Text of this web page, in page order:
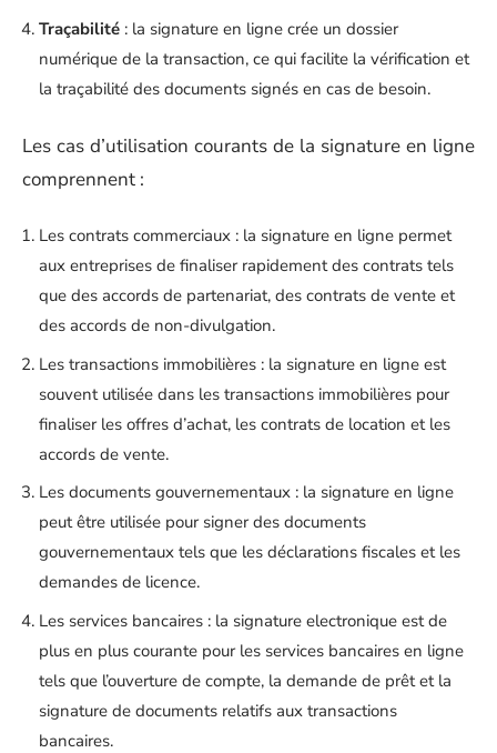
Traçabilité : la signature en ligne crée un dossier
numérique de la transaction, ce qui facilite la vérification et
la traçabilité des documents signés en cas de besoin.
Les cas d’utilisation courants de la signature en ligne
comprennent :
Les contrats commerciaux : la signature en ligne permet
aux entreprises de finaliser rapidement des contrats tels
que des accords de partenariat, des contrats de vente et
des accords de non-divulgation.
Les transactions immobilières : la signature en ligne est
souvent utilisée dans les transactions immobilières pour
finaliser les offres d’achat, les contrats de location et les
accords de vente.
Les documents gouvernementaux : la signature en ligne
peut être utilisée pour signer des documents
gouvernementaux tels que les déclarations fiscales et les
demandes de licence.
Les services bancaires : la signature electronique est de
plus en plus courante pour les services bancaires en ligne
tels que l’ouverture de compte, la demande de prêt et la
signature de documents relatifs aux transactions
bancaires.